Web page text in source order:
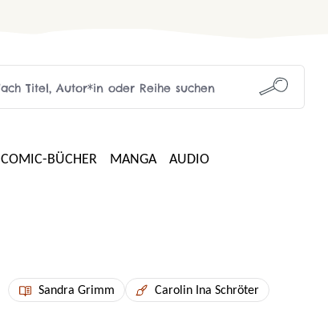
COMIC-BÜCHER MANGA AUDIO
Sandra Grimm Carolin Ina Schröter